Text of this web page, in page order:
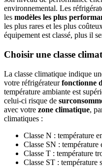
environnemental. Les
les modèles les plus
les plus rares et les plus
équipement est classé, plus il
Choisir une classe
La classe climatique indique
votre réfrigérateurfonctionne
température ambiante est
celui-ci risque de
avec votre zone climatique,
climatiques :
Classe N : température
Classe SN : température
Classe T : température
Classe ST : température